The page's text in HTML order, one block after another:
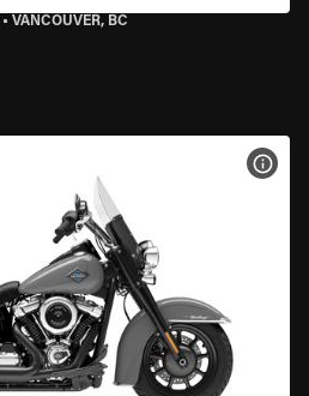
• VANCOUVER, BC